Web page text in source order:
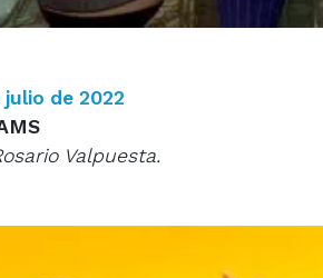
de 2022
Valpuesta.